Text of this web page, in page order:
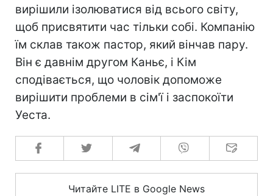
вирішили ізолюватися від всього світу,
щоб присвятити час тільки собі. Компанію
їм склав також пастор, який вінчав пару.
Він є давнім другом Каньє, і Кім
сподівається, що чоловік допоможе
вирішити проблеми в сім'ї і заспокоїти
Уеста.
Читайте LITE в Google News